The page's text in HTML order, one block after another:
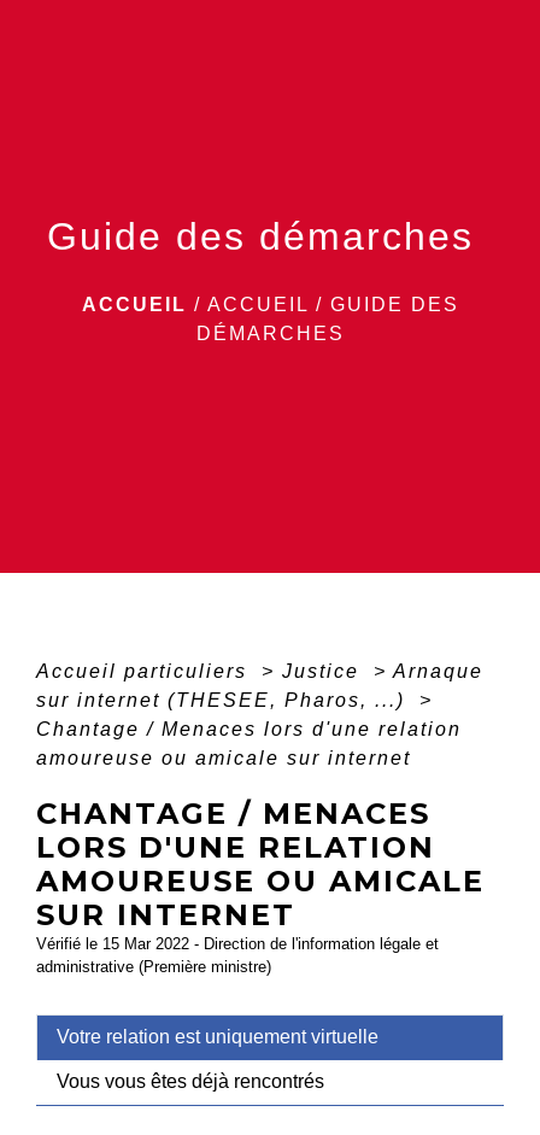
Guide des démarches
ACCUEIL / ACCUEIL / GUIDE DES
DÉMARCHES
Accueil particuliers > Justice > Arnaque
sur internet (THESEE, Pharos, ...)
>
Chantage / Menaces lors d'une relation
amoureuse ou amicale sur internet
CHANTAGE / MENACES
LORS D'UNE RELATION
AMOUREUSE OU AMICALE
SUR INTERNET
Vérifié le 15 Mar 2022 - Direction de l'information légale et
administrative (Première ministre)
Votre relation est uniquement virtuelle
Vous vous êtes déjà rencontrés